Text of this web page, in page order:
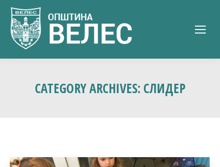
CATEGORY ARCHIVES: СЛИДЕР